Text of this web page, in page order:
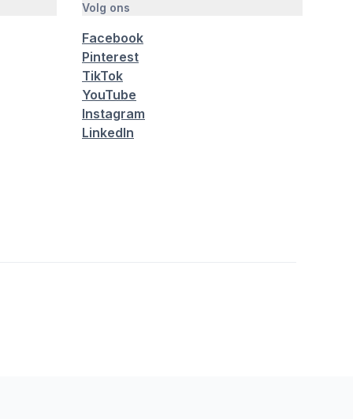
Volg ons
Facebook
Pinterest
TikTok
YouTube
Instagram
LinkedIn